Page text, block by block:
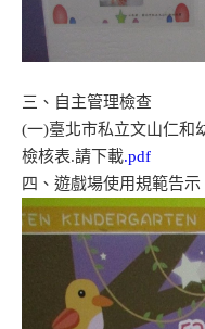
三、自主管理檢查
(一)臺北市私立文山仁和
檢核表.請下載.pdf
四、遊戲場使用規範告示